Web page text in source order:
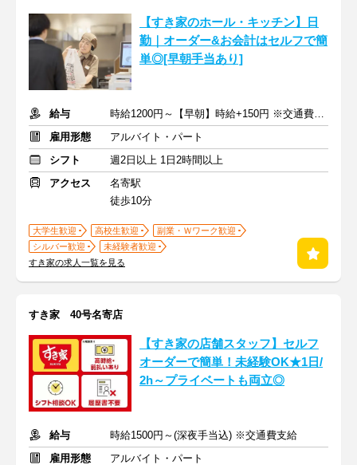
【すき家のホール・キッチン】日
勤｜オーダー&お会計はセルフで簡
単◎[早朝手当あり]
給与
時給1200円～【早朝】時給+150円 ※交通費支給
雇用形態
アルバイト・パート
シフト
週2日以上 1日2時間以上
アクセス
名寄駅
徒歩10分
大学生歓迎 高校生歓迎
副業・Ｗワーク歓迎
シルバー歓迎
未経験者歓迎
すき家の求人一覧を見る
すき家 40号名寄店
【すき家の店舗スタッフ】セルフ
オーダーで簡単！未経験OK★1日/
2h～プライベートも両立◎
給与
時給1500円～(深夜手当込) ※交通費支給
雇用形態
アルバイト・パート